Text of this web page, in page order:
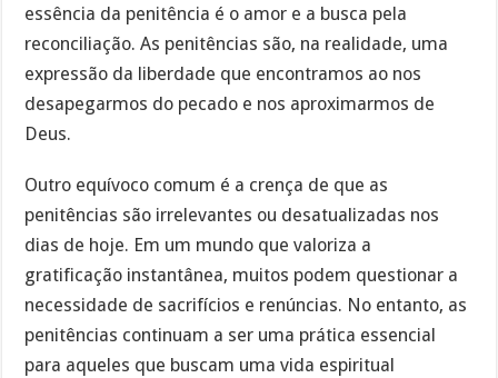
essência da penitência é o amor e a busca pela
reconciliação. As penitências são, na realidade, uma
expressão da liberdade que encontramos ao nos
desapegarmos do pecado e nos aproximarmos de
Deus.
Outro equívoco comum é a crença de que as
penitências são irrelevantes ou desatualizadas nos
dias de hoje. Em um mundo que valoriza a
gratificação instantânea, muitos podem questionar a
necessidade de sacrifícios e renúncias. No entanto, as
penitências continuam a ser uma prática essencial
para aqueles que buscam uma vida espiritual